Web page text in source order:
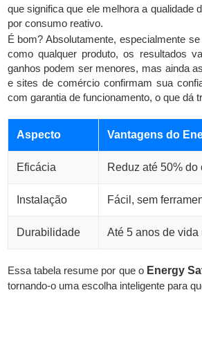
que significa que ele melhora a qualidade
por consumo reativo.
É bom? Absolutamente, especialmente
como qualquer produto, os resultados
ganhos podem ser menores, mas ainda
e sites de comércio confirmam sua
com garantia de funcionamento, o que dá
Aspecto Vantagens do
Eficácia Reduz até 50% do
Instalação Fácil, sem
Durabilidade Até 5 anos de vida
Essa tabela resume por que o Energy
tornando-o uma escolha inteligente para